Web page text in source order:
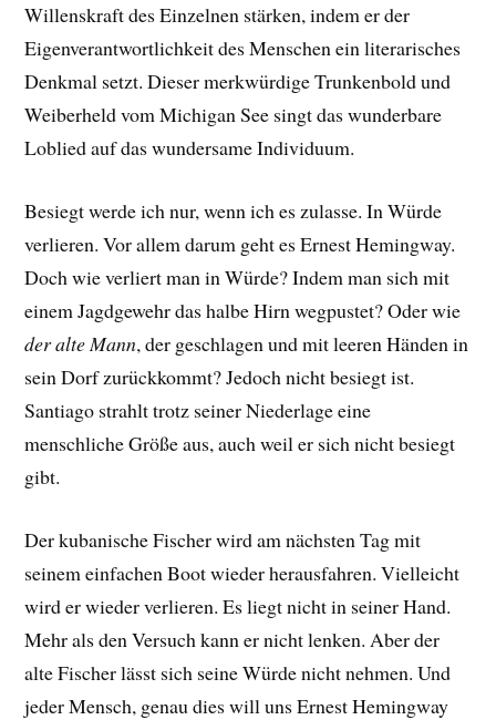
Willenskraft des Einzelnen stärken, indem er der
Eigenverantwortlichkeit des Menschen ein literarisches
Denkmal setzt. Dieser merkwürdige Trunkenbold und
Weiberheld vom Michigan See singt das wunderbare
Loblied auf das wundersame Individuum.
Besiegt werde ich nur, wenn ich es zulasse. In Würde
verlieren. Vor allem darum geht es Ernest Hemingway.
Doch wie verliert man in Würde?Indem man sich mit
einem Jagdgewehr das halbe Hirn wegpustet? Oderwie
der alte Mann, der geschlagen und mit leeren Händen in
sein Dorf zurückkommt? Jedoch nicht besiegt ist.
Santiago strahlt trotz seiner Niederlage eine
menschliche Größe aus, auch weil er sich nicht besiegt
gibt.
Der kubanische Fischer wird am nächsten Tag mit
seinem einfachen Boot wieder herausfahren. Vielleicht
wird er wieder verlieren. Es liegt nicht in seiner Hand.
Mehr als den Versuch kann er nicht lenken. Aber der
alte Fischer lässt sich seine Würde nicht nehmen. Und
jeder Mensch, genau dies will uns Ernest Hemingway